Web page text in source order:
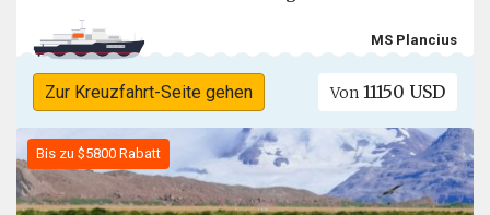
MS Plancius
Zur Kreuzfahrt-Seite gehen Von 11150 USD
Bis zu $5800 Rabatt